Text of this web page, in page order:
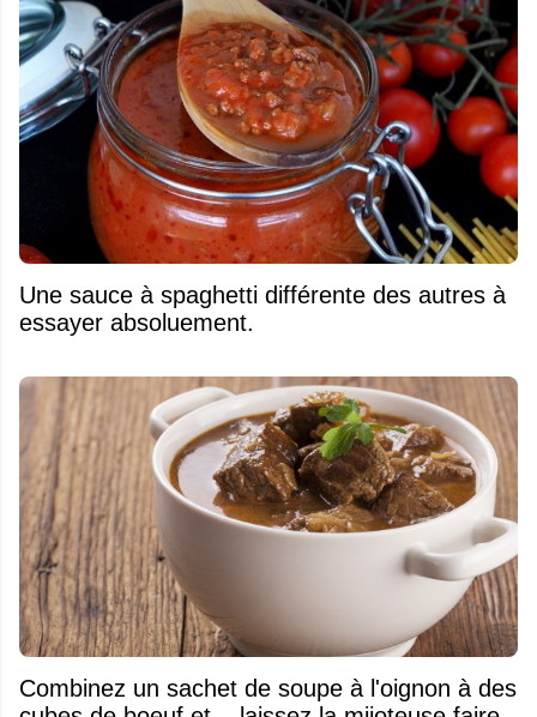
Une sauce à spaghetti différente des autres à
essayer absoluement.
Combinez un sachet de soupe à l'oignon à des